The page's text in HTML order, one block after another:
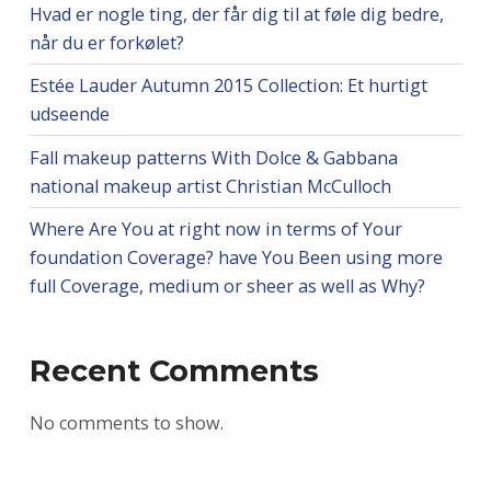
Hvad er nogle ting, der får dig til at føle dig bedre,
når du er forkølet?
Estée Lauder Autumn 2015 Collection: Et hurtigt
udseende
Fall makeup patterns With Dolce & Gabbana
national makeup artist Christian McCulloch
Where Are You at right now in terms of Your
foundation Coverage? have You Been using more
full Coverage, medium or sheer as well as Why?
Recent Comments
No comments to show.